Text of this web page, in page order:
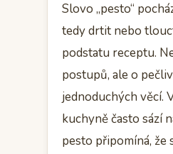
Slovo „pesto“
tedy drtit nebo
podstatu receptu.
postupů, ale o
jednoduchých věcí.
kuchyně často sází
pesto připomíná, že